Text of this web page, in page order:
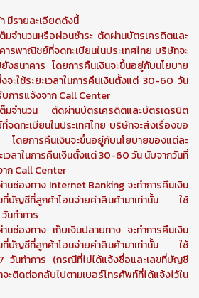
มีรายละเอียดดังนี้
มจำนวนหรือผ่อนชำระ ตัดผ่านบัตรเครดิตและ
รพาณิชย์ที่จดทะเบียนในประเทศไทย บริษัทจะ
งธนาคาร โดยการคืนเงินจะขึ้นอยู่กับนโยบาย
จะใช้ระยะเวลาในการคืนเงินตั้งแต่ 30-60 วัน
การแจ้งจาก Call Center
ต็มจำนวน ตัดผ่านบัตรเครดิตและบัตรเดรบิต
ดทะเบียนในประเทศไทย บริษัทจะส่งเรื่องขอ
โดยการคืนเงินจะขึ้นอยู่กับนโยบายของแต่ละ
เวลาในการคืนเงินตั้งแต่ 30-60 วัน นับจากวันที่
ก Call Center
นช่องทาง Internet Banking จะทำการคืนเงิน
ที่บัญชีที่ลูกค้าโอนจ่ายค่าสินค้ามาเท่านั้น ใช้
นทำการ
นช่องทาง เก็บเงินปลายทาง จะทำการคืนเงิน
ที่บัญชีที่ลูกค้าโอนจ่ายค่าสินค้ามาเท่านั้น ใช้
วันทำการ (กรณีที่ไม่ได้แจ้งชื่อและเลขที่บัญชี
ดต่อกลับไปตามเบอร์โทรศัพท์ที่ได้แจ้งไว้ใน